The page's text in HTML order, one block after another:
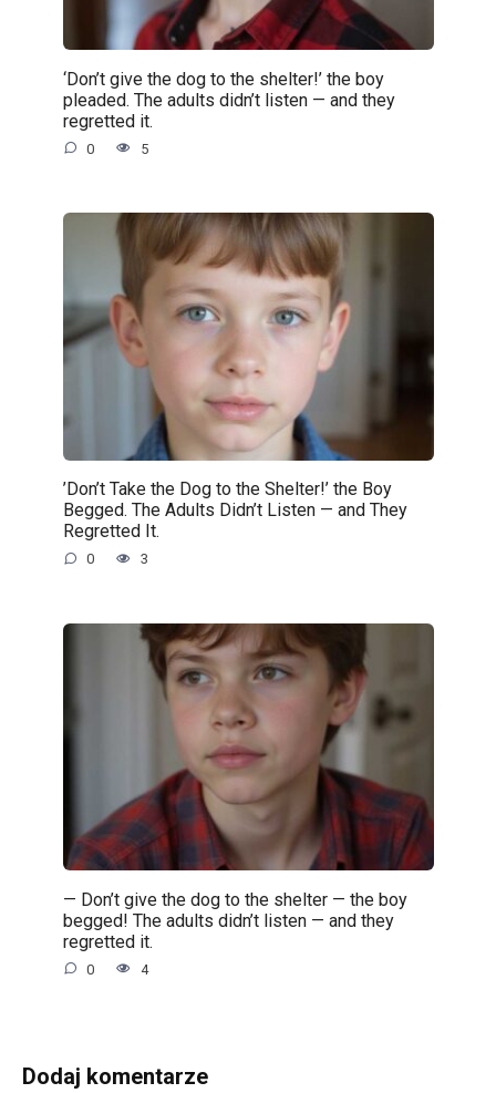
‘Don’t give the dog to the shelter!’ the boy
pleaded. The adults didn’t listen — and they
regretted it.
0 5
’Don’t Take the Dog to the Shelter!’ the Boy
Begged. The Adults Didn’t Listen — and They
Regretted It.
0 3
— Don’t give the dog to the shelter — the boy
begged! The adults didn’t listen — and they
regretted it.
0 4
Dodaj komentarze